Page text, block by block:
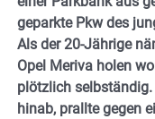
geparkte Pkw des
Als der 20-Jährige
Opel Meriva holen
plötzlich selbständig.
hinab, prallte gegen